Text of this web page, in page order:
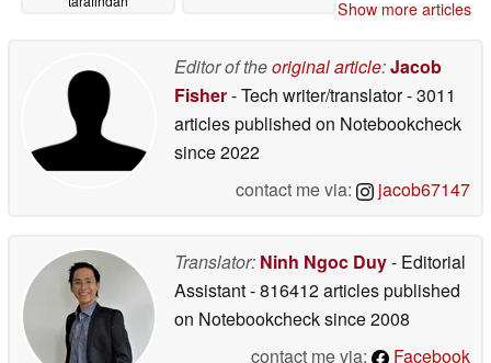
Show more articles
Editor of theoriginal article:Jacob
Fisher- Tech writer/translator- 3011
articles published on Notebookcheck
since 2022
contact me via:
jacob67147
Translator: Ninh Ngoc Duy- Editorial
Assistant- 816412 articles published
on Notebookchecksince 2008
contact me via:
Facebook